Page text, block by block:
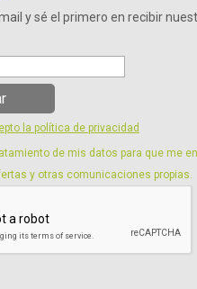
y sé el primero en recibir
la política de privacidad
de mis datos para que me
y otras comunicaciones propias.